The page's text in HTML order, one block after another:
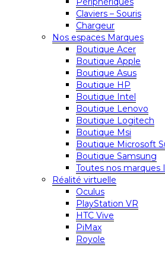
Claviers – Souris
Chargeur
Nos espaces Marques
Boutique Acer
Boutique Apple
Boutique Asus
Boutique HP
Boutique Intel
Boutique Lenovo
Boutique Logitech
Boutique Msi
Boutique Microsoft
Boutique Samsung
Toutes nos marques
Réalité virtuelle
Oculus
PlayStation VR
HTC Vive
PiMax
Royole